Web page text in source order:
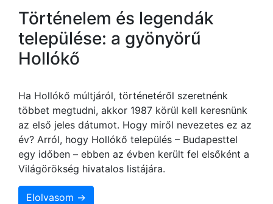
Történelem és legendák
települése: a gyönyörű
Hollókő
Ha Hollókő múltjáról, történetéről szeretnénk
többet megtudni, akkor 1987 körül kell keresnünk
az első jeles dátumot. Hogy miről nevezetes ez az
év? Arról, hogy Hollókő település – Budapesttel
egy időben – ebben az évben került fel elsőként a
Világörökség hivatalos listájára.
Elolvasom →